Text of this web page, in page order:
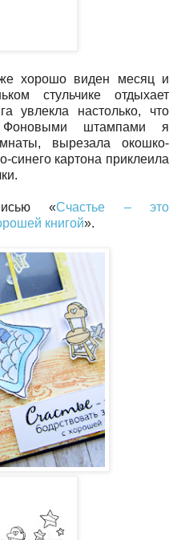
хорошо виден месяц и
стульчике отдыхает
увлекла настолько, что
Фоновыми штампами я
вырезала окошко-
синего картона приклеила
«Счастье – это
книгой».